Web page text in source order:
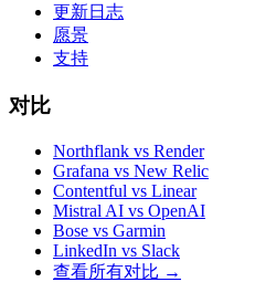
更新日志
愿景
支持
对比
Northflank vs Render
Grafana vs New Relic
Contentful vs Linear
Mistral AI vs OpenAI
Bose vs Garmin
LinkedIn vs Slack
查看所有对比 →